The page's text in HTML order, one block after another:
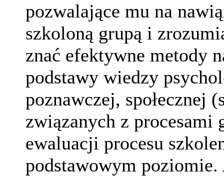
pozwalające mu na
szkoloną grupą i
znać efektywne metody
podstawy wiedzy
poznawczej, społecznej
związanych z
ewaluacji procesu
podstawowym poziomie.